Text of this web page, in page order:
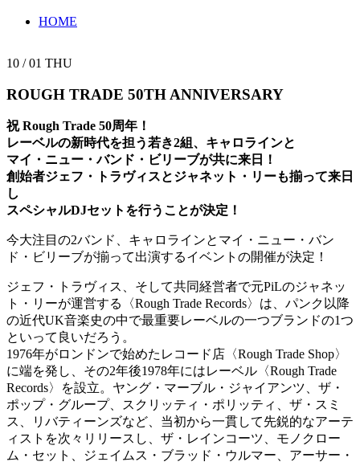
HOME
10 / 01 THU
ROUGH TRADE 50TH ANNIVERSARY
祝 Rough Trade 50周年！
レーベルの新時代を担う若き2組、キャロラインと
マイ・ニュー・バンド・ビリーブが共に来日！
創始者ジェフ・トラヴィスとジャネット・リーも揃って来日
し
スペシャルDJセットを行うことが決定！
今大注目の2バンド、キャロラインとマイ・ニュー・バン
ド・ビリーブが揃って出演するイベントの開催が決定！
ジェフ・トラヴィス、そして共同経営者で元PiLのジャネッ
ト・リーが運営する〈Rough Trade Records〉は、パンク以降
の近代UK音楽史の中で最重要レーベルの一つブランドの1つ
といって良いだろう。
1976年がロンドンで始めたレコード店〈Rough Trade Shop〉
に端を発し、その2年後1978年にはレーベル〈Rough Trade
Records〉を設立。ヤング・マーブル・ジャイアンツ、ザ・
ポップ・グループ、スクリッティ・ポリッティ、ザ・スミ
ス、リバティーンズなど、当初から一貫して先鋭的なアーテ
ィストを次々リリースし、ザ・レインコーツ、モノクロー
ム・セット、ジェイムス・ブラッド・ウルマー、アーサー・